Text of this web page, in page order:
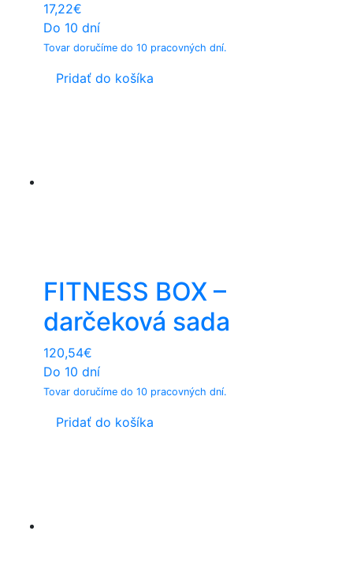
17,22€
Do 10 dní
Tovar doručíme do 10 pracovných dní.
Pridať do košíka
FITNESS BOX –
darčeková sada
120,54€
Do 10 dní
Tovar doručíme do 10 pracovných dní.
Pridať do košíka